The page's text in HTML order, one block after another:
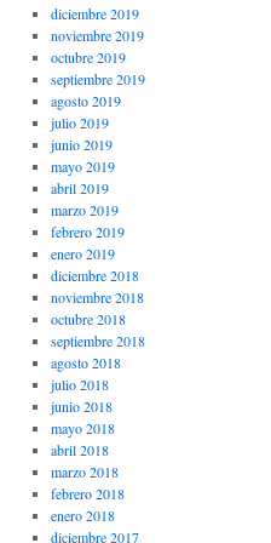
diciembre 2019
noviembre 2019
octubre 2019
septiembre 2019
agosto 2019
julio 2019
junio 2019
mayo 2019
abril 2019
marzo 2019
febrero 2019
enero 2019
diciembre 2018
noviembre 2018
octubre 2018
septiembre 2018
agosto 2018
julio 2018
junio 2018
mayo 2018
abril 2018
marzo 2018
febrero 2018
enero 2018
diciembre 2017